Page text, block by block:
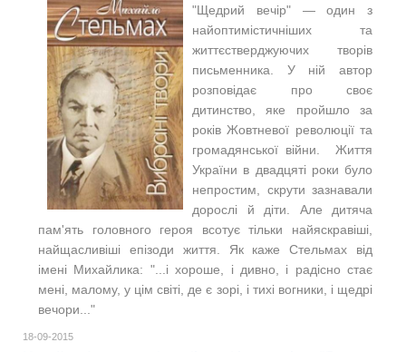
"Щедрий вечір" ― один з
найоптимістичніших та
життєстверджуючих творів
письменника. У ній автор
розповідає про своє
дитинство, яке пройшло за
років Жовтневої революції та
громадянської війни. Життя
України в двадцяті роки було
непростим, скрути зазнавали
дорослі й діти. Але дитяча
пам'ять головного героя всотує тільки найяскравіші,
найщасливіші епізоди життя. Як каже Стельмах від
імені Михайлика: "...і хороше, і дивно, і радісно стає
мені, малому, у цім світі, де є зорі, і тихі вогники, і щедрі
вечори..."
18-09-2015